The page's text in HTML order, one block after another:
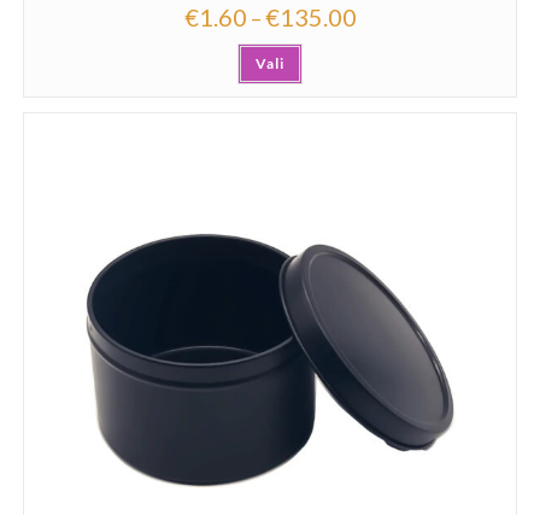
€1.60 –€135.00
Vali